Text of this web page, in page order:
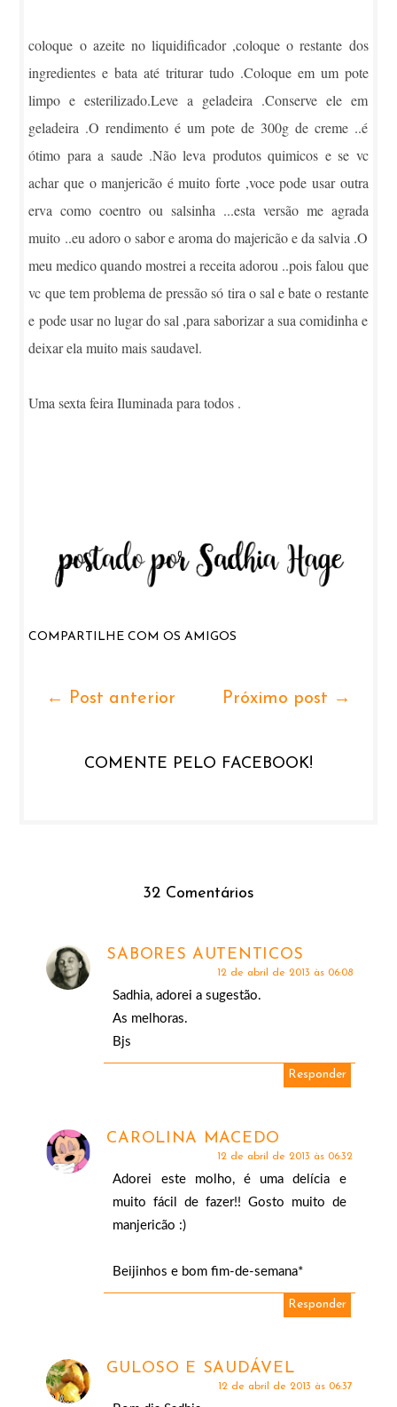
coloque o azeite no liquidificador ,coloque o restante dos
ingredientes e bata até triturar tudo .Coloque em um pote
limpo e esterilizado.Leve a geladeira .Conserve ele em
geladeira .O rendimento é um pote de 300g de creme ..é
ótimo para a saude .Não leva produtos quimicos e se vc
achar que o manjericão é muito forte ,voce pode usar outra
erva como coentro ou salsinha ...esta versão me agrada
muito ..eu adoro o sabor e aroma do majericão e da salvia .O
meu medico quando mostrei a receita adorou ..pois falou que
vc que tem problema de pressão só tira o sal e bate o restante
e pode usar no lugar do sal ,para saborizar a sua comidinha e
deixar ela muito mais saudavel.
Uma sexta feira Iluminada para todos .
COMPARTILHE COM OS AMIGOS
Próximo post →
← Post anterior
COMENTE PELO FACEBOOK!
32 Comentários
SABORES AUTENTICOS
12 de abril de 2013 às 06:08
Sadhia, adorei a sugestão.
As melhoras.
Bjs
Responder
CAROLINA MACEDO
12 de abril de 2013 às 06:32
Adorei este molho, é uma delícia e
muito fácil de fazer!! Gosto muito de
manjericão :)
Beijinhos e bom fim-de-semana*
Responder
GULOSO E SAUDÁVEL
12 de abril de 2013 às 06:37